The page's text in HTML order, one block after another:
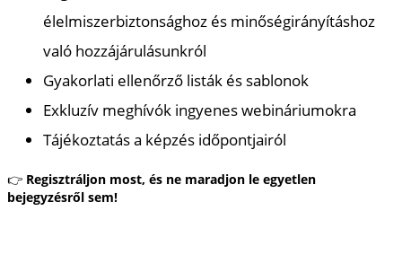
élelmiszerbiztonsághoz és minőségirányításhoz
való hozzájárulásunkról
Gyakorlati ellenőrző listák és sablonok
Exkluzív meghívók ingyenes webináriumokra
Tájékoztatás a képzés időpontjairól
👉 Regisztráljon most, és ne maradjon le egyetlen
bejegyzésről sem!